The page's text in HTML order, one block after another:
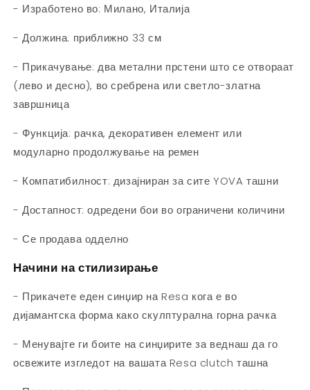
- Изработено во: Милано, Италија
- Должина: приближно 33 см
- Прикачување: два метални прстени што се отвораат
(лево и десно), во сребрена или светло-златна
завршница
- Функција: рачка, декоративен елемент или
модуларно продолжување на ремен
- Компатибилност: дизајниран за сите YOVA ташни
- Достапност: одредени бои во ограничени количини
- Се продава одделно
Начини на стилизирање
- Прикачете еден синџир на Resa кога е во
дијамантска форма како скулптурална горна рачка
- Менувајте ги боите на синџирите за веднаш да го
освежите изгледот на вашата Resa clutch ташна